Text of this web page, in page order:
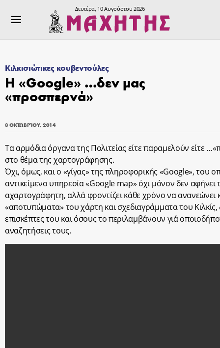
Δευτέρα, 10 Αυγούστου 2026
Κιλκισιώτικες κουβεντούλες
Η «Google» …δεν μας
«προσπερνά»
8 ΟΚΤΩΒΡΊΟΥ, 2014
Τα αρμόδια όργανα της Πολιτείας είτε παραμελούν είτε
στο θέμα της χαρτογράφησης.
Όχι, όμως, και ο «γίγας» της πληροφορικής «Google», του
αντικείμενο υπηρεσία «Google map» όχι μόνον δεν
αχαρτογράφητη, αλλά φροντίζει κάθε χρόνο να ανανεώνει
«αποτυπώματα» του χάρτη και σχεδιαγράμματα του Κιλκίς,
επισκέπτες του και όσους το περιλαμβάνουν γιά
αναζητήσεις τους.